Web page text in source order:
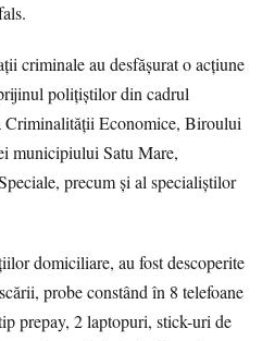
criminale au desfășurat o acțiune
polițiștilor din cadrul
Criminalității Economice, Biroului
municipiului Satu Mare,
precum și al specialiștilor
domiciliare, au fost descoperite
probe constând în 8 telefoane
prepay, 2 laptopuri, stick-uri de